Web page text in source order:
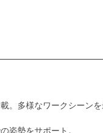
。多様なワークシーン
姿勢をサポート。